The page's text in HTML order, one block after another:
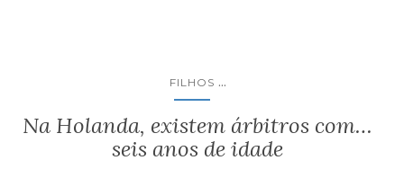
FILHOS ...
Na Holanda, existem árbitros com…
seis anos de idade